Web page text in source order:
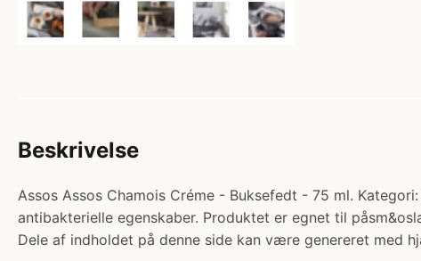
Beskrivelse
Assos Assos Chamois Créme - Buksefedt - 75 ml.
antibakterielle egenskaber. Produktet er egnet til
Dele af indholdet på denne side kan være genereret med